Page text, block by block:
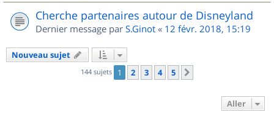
Cherche partenaires autour de Disneyland
Dernier message par S.Ginot « 12 févr. 2018, 15:19
Nouveau sujet
144 sujets 1 2 3 4 5
Aller